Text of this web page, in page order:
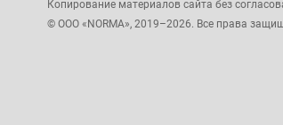
Копирование материалов сайта без
© ООО «NORMA», 2019–2026. Все права